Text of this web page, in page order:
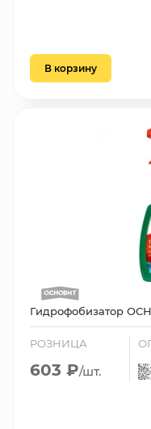
В корзину
Гидрофобизатор
РОЗНИЦА
603 ₽/шт.